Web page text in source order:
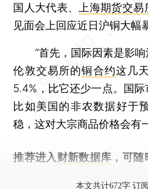
国人大代表、
上海期货交易
见面会上回应近日沪铜大幅
“首先，国际因素是影响
伦敦交易所的铜合约这几
5.4%，比它还少一点。国际
比如美国的非农数据好于
稳，这对大宗商品价格会有
推荐进入 财新数据库 ，可
本文共计672字 订